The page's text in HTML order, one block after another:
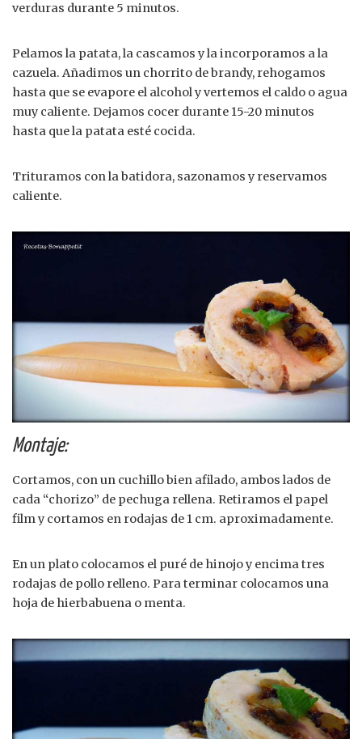
verduras durante 5 minutos.
Pelamos la patata, la cascamos y la incorporamos a la
cazuela. Añadimos un chorrito de brandy, rehogamos
hasta que se evapore el alcohol y vertemos el caldo o agua
muy caliente. Dejamos cocer durante 15-20 minutos
hasta que la patata esté cocida.
Trituramos con la batidora, sazonamos y reservamos
caliente.
Montaje:
Cortamos, con un cuchillo bien afilado, ambos lados de
cada “chorizo” de pechuga rellena. Retiramos el papel
film y cortamos en rodajas de 1 cm. aproximadamente.
En un plato colocamos el puré de hinojo y encima tres
rodajas de pollo relleno. Para terminar colocamos una
hoja de hierbabuena o menta.